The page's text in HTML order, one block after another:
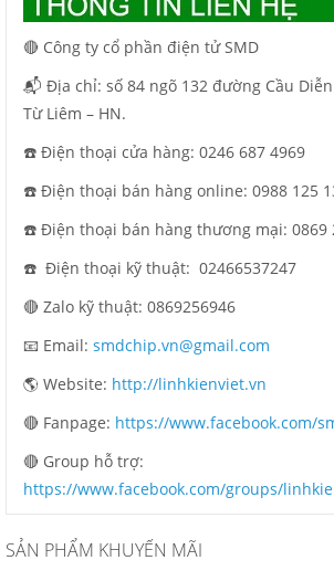
🔴 Công ty cổ phần điện tử SMD
📬 Địa chỉ: số 84 ngõ 132 đường Cầu
Từ Liêm – HN.
☎️ Điện thoại cửa hàng: 0246 687 4969
☎️ Điện thoại bán hàng online: 0988 125
☎️ Điện thoại bán hàng thương mại: 0869
☎️ Điện thoại kỹ thuật: 02466537247
🔴 Zalo kỹ thuật: 0869256946
📧 Email: smdchip.vn@gmail.com
🌎 Website: http://linhkienviet.vn
🔴 Fanpage: https://www.facebook.com/
🔴 Group hỗ trợ:
https://www.facebook.com/groups/
SẢN PHẨM KHUYẾN MÃI